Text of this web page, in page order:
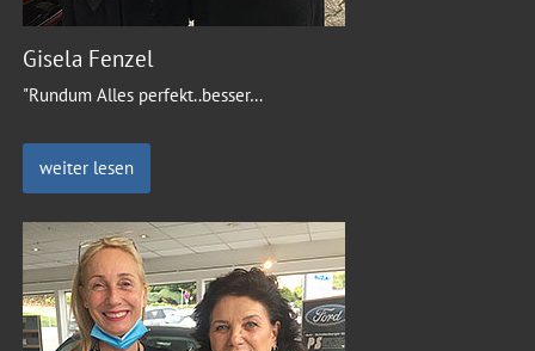
Gisela Fenzel
"Rundum Alles perfekt..besser…
weiter lesen